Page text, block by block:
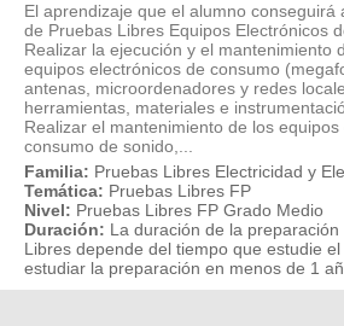
El aprendizaje que el alumno conseguirá
de Pruebas Libres Equipos Electrónicos
Realizar la ejecución y el mantenimiento
equipos electrónicos de consumo
antenas, microordenadores y redes
herramientas, materiales e
Realizar el mantenimiento de los
consumo de sonido,...
Familia: Pruebas Libres Electricidad y
Temática: Pruebas Libres FP
Nivel: Pruebas Libres FP Grado Medio
Duración: La duración de la
Libres depende del tiempo que estudie
estudiar la preparación en menos de 1